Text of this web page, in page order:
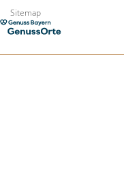
Zum
Inhalt
Sitemap